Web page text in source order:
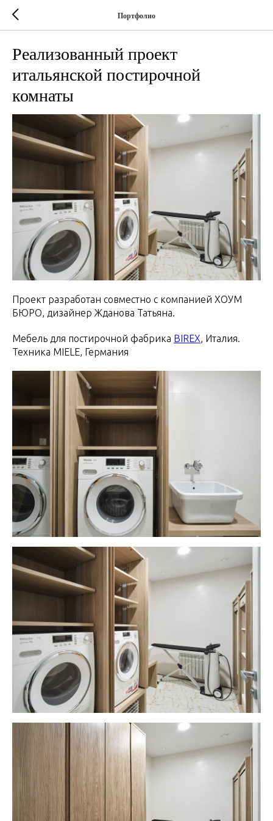
Портфолио
Реализованный проект
итальянской постирочной
комнаты
Проект разработан совместно с компанией ХОУМ
БЮРО, дизайнер Жданова Татьяна.
Мебель для постирочной фабрика BIREX, Италия.
Техника MIELE, Германия